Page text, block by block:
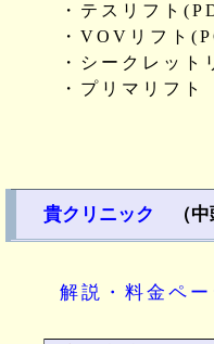
・テスリフト
・VOVリフト
・シークレット
・プリマリフト
貴クリニック （中
解説・料金ペー